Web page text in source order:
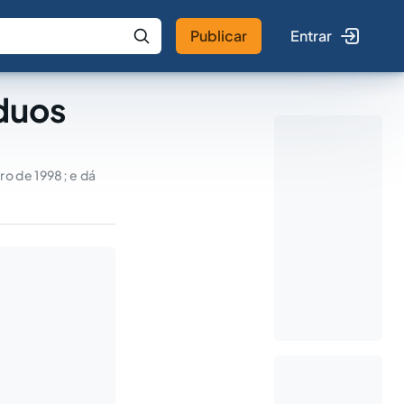
IA Buscar no Jus
Publicar Entrar
de 1998; e dá